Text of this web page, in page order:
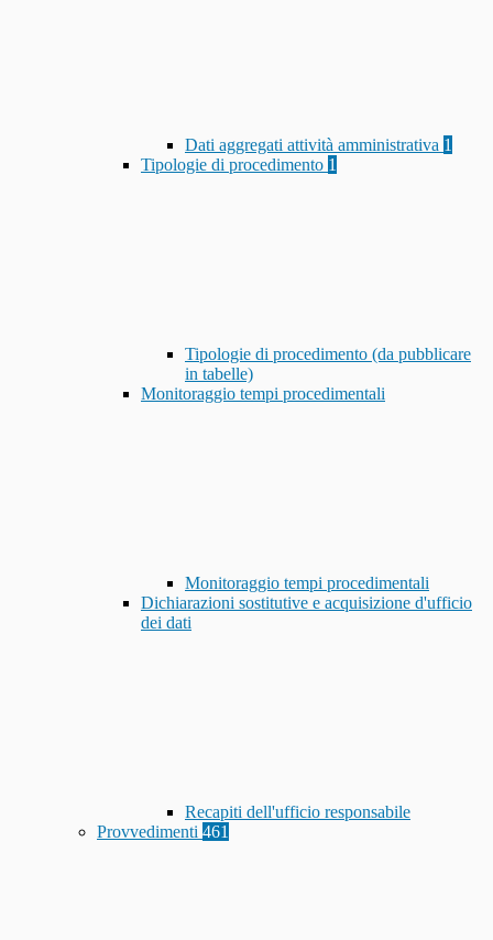
Dati aggregati attività amministrativa 1
Tipologie di procedimento 1
Tipologie di procedimento (da pubblicare
in tabelle)
Monitoraggio tempi procedimentali
Monitoraggio tempi procedimentali
Dichiarazioni sostitutive e acquisizione d'ufficio
dei dati
Recapiti dell'ufficio responsabile
Provvedimenti 461